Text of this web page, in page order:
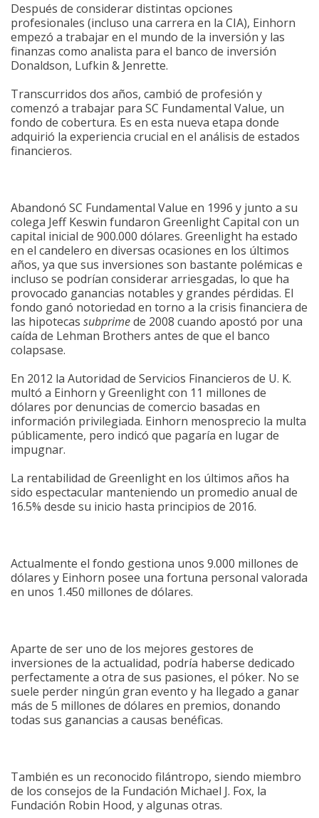
Después de considerar distintas opciones
profesionales (incluso una carrera en la CIA), Einhorn
empezó a trabajar en el mundo de la inversión y las
finanzas como analista para el banco de inversión
Donaldson, Lufkin & Jenrette.
Transcurridos dos años, cambió de profesión y
comenzó a trabajar para SC Fundamental Value, un
fondo de cobertura. Es en esta nueva etapa donde
adquirió la experiencia crucial en el análisis de estados
financieros.
Abandonó SC Fundamental Value en 1996 y junto a su
colega Jeff Keswin fundaron Greenlight Capital con un
capital inicial de 900.000 dólares. Greenlight ha estado
en el candelero en diversas ocasiones en los últimos
años, ya que sus inversiones son bastante polémicas e
incluso se podrían considerar arriesgadas, lo que ha
provocado ganancias notables y grandes pérdidas. El
fondo ganó notoriedad en torno a la crisis financiera de
las hipotecas subprimede 2008 cuando apostó por una
caída de Lehman Brothers antes de que el banco
colapsase.
En 2012 la Autoridad de Servicios Financieros de U. K.
multó a Einhorn y Greenlight con 11 millones de
dólares por denuncias de comercio basadas en
información privilegiada. Einhorn menosprecio la multa
públicamente, pero indicó que pagaría en lugar de
impugnar.
La rentabilidad de Greenlight en los últimos años ha
sido espectacular manteniendo un promedio anual de
16.5% desde su inicio hasta principios de 2016.
Actualmente el fondo gestiona unos 9.000 millones de
dólares y Einhorn posee una fortuna personal valorada
en unos 1.450 millones de dólares.
Aparte de ser uno de los mejores gestores de
inversiones de la actualidad, podría haberse dedicado
perfectamente a otra de sus pasiones, el póker. No se
suele perder ningún gran evento y ha llegado a ganar
más de 5 millones de dólares en premios, donando
todas sus ganancias a causas benéficas.
También es un reconocido filántropo, siendo miembro
de los consejos de la Fundación Michael J. Fox, la
Fundación Robin Hood, y algunas otras.